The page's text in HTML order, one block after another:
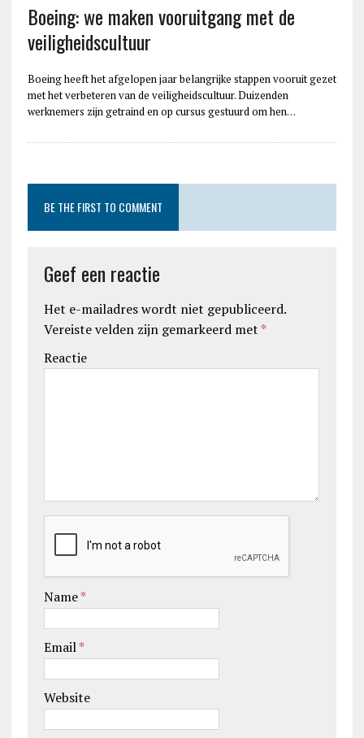
Boeing: we maken vooruitgang met de
veiligheidscultuur
Boeing heeft het afgelopen jaar belangrijke stappen vooruit gezet
met het verbeteren van de veiligheidscultuur. Duizenden
werknemers zijn getraind en op cursus gestuurd om hen…
BE THE FIRST TO COMMENT
Geef een reactie
Het e-mailadres wordt niet gepubliceerd.
Vereiste velden zijn gemarkeerd met *
Reactie
Name*
Email*
Website